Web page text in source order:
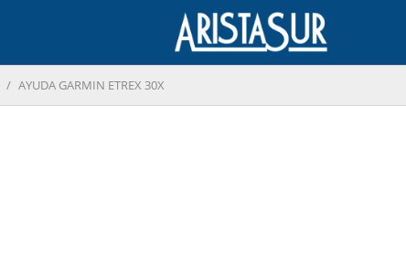
AYUDA GARMIN ETREX 30X